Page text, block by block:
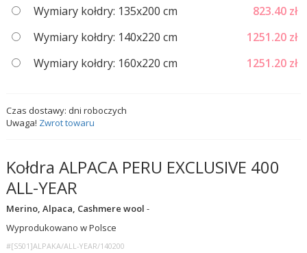
Wymiary kołdry: 135x200 cm
823.40 zł
Wymiary kołdry: 140x220 cm
1251.20 zł
Wymiary kołdry: 160x220 cm
1251.20 zł
Czas dostawy: dni roboczych
Uwaga! Zwrot towaru
Kołdra ALPACA PERU EXCLUSIVE 400
ALL-YEAR
Merino, Alpaca, Cashmere wool -
Wyprodukowano w Polsce
#[S501]ALPAKA/ALL-YEAR/140200